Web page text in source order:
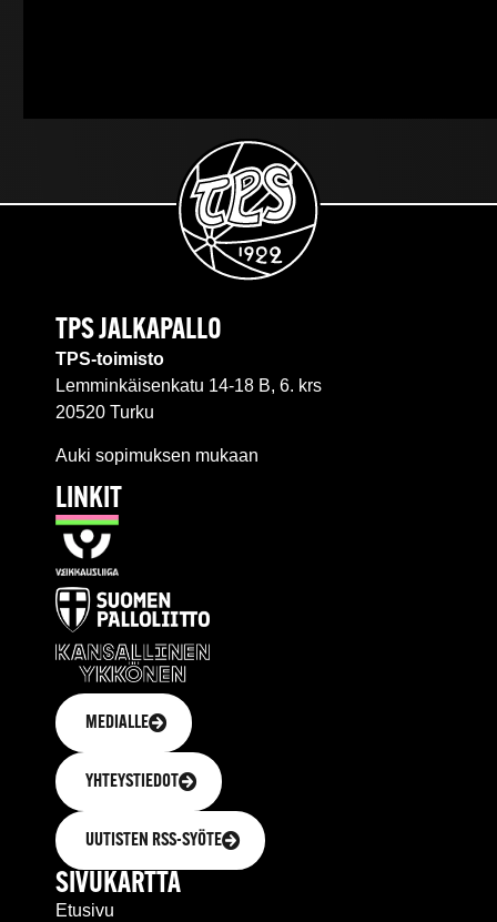
TPS JALKAPALLO
TPS-toimisto
Lemminkäisenkatu 14-18 B, 6. krs
20520 Turku
Auki sopimuksen mukaan
LINKIT
MEDIALLE
YHTEYSTIEDOT
UUTISTEN RSS-SYÖTE
SIVUKARTTA
Etusivu